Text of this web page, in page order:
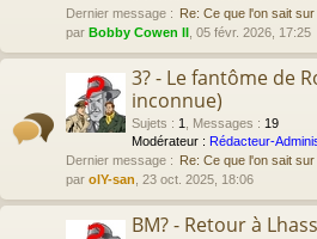
Dernier message : Re: Ce que l'on sait sur
par Bobby Cowen II , 05 févr. 2026, 17:25
3? - Le fantôme de
inconnue)
Sujets : 1 Messages : 19
Modérateur : Rédacteur-
Dernier message : Re: Ce que l'on sait sur
par olY-san , 23 oct. 2025, 18:06
BM? - Retour à